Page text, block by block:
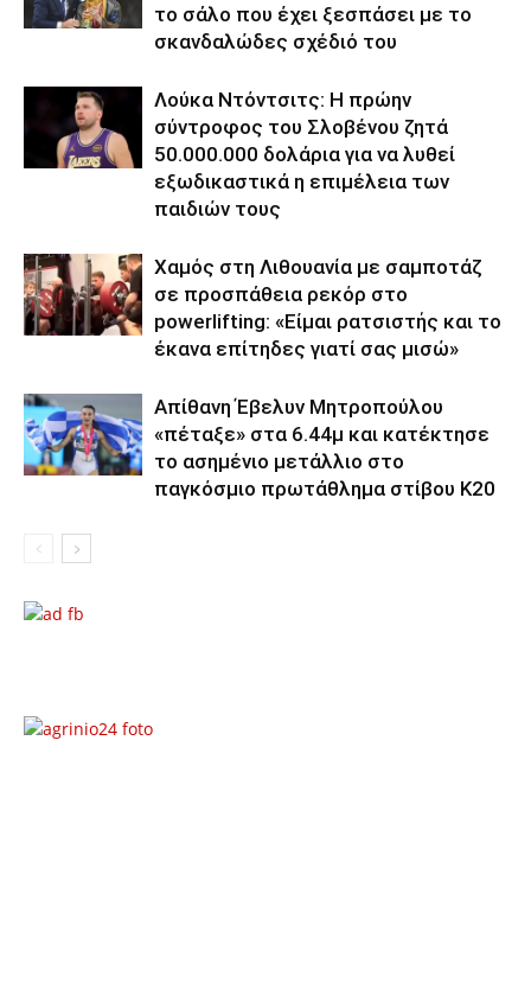
το σάλο που έχει ξεσπάσει με το
σκανδαλώδες σχέδιό του
Λούκα Ντόντσιτς: Η πρώην
σύντροφος του Σλοβένου ζητά
50.000.000 δολάρια για να λυθεί
εξωδικαστικά η επιμέλεια των
παιδιών τους
Χαμός στη Λιθουανία με σαμποτάζ
σε προσπάθεια ρεκόρ στο
powerlifting: «Είμαι ρατσιστής και το
έκανα επίτηδες γιατί σας μισώ»
Απίθανη Έβελυν Μητροπούλου
«πέταξε» στα 6.44μ και κατέκτησε
το ασημένιο μετάλλιο στο
παγκόσμιο πρωτάθλημα στίβου Κ20